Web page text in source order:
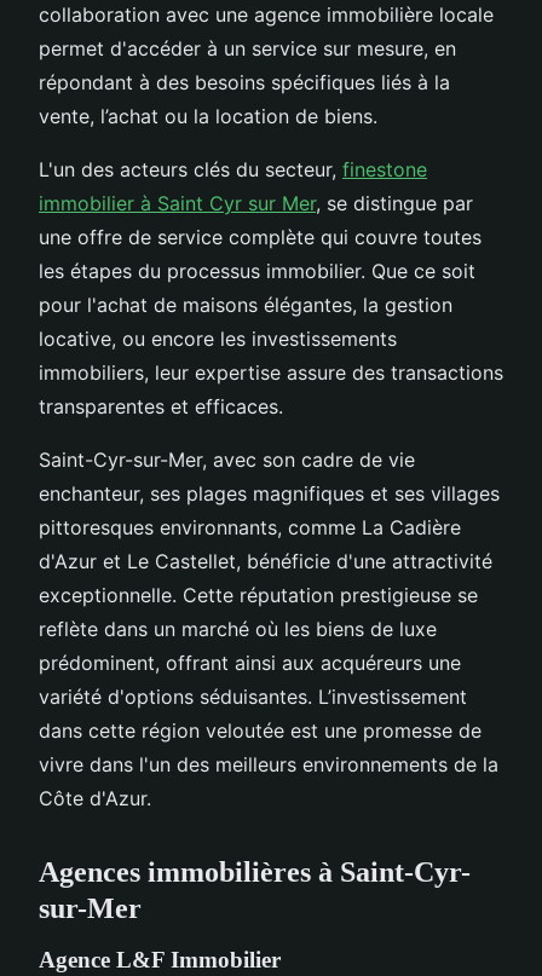
collaboration avec une agence immobilière locale
permet d'accéder à un service sur mesure, en
répondant à des besoins spécifiques liés à la
vente, l’achat ou la location de biens.
L'un des acteurs clés du secteur, finestone
immobilier à Saint Cyr sur Mer, se distingue par
une offre de service complète qui couvre toutes
les étapes du processus immobilier. Que ce soit
pour l'achat de maisons élégantes, la gestion
locative, ou encore les investissements
immobiliers, leur expertise assure des transactions
transparentes et efficaces.
Saint-Cyr-sur-Mer, avec son cadre de vie
enchanteur, ses plages magnifiques et ses villages
pittoresques environnants, comme La Cadière
d'Azur et Le Castellet, bénéficie d'une attractivité
exceptionnelle. Cette réputation prestigieuse se
reflète dans un marché où les biens de luxe
prédominent, offrant ainsi aux acquéreurs une
variété d'options séduisantes. L’investissement
dans cette région veloutée est une promesse de
vivre dans l'un des meilleurs environnements de la
Côte d'Azur.
Agences immobilières à Saint-Cyr-
sur-Mer
Agence L&F Immobilier